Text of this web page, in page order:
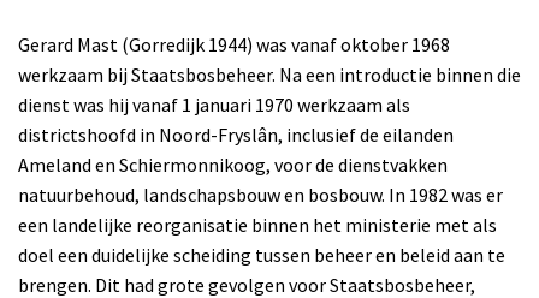
Gerard Mast (Gorredijk 1944) was vanaf oktober 1968
werkzaam bij Staatsbosbeheer. Na een introductie binnen die
dienst was hij vanaf 1 januari 1970 werkzaam als
districtshoofd in Noord-Fryslân, inclusief de eilanden
Ameland en Schiermonnikoog, voor de dienstvakken
natuurbehoud, landschapsbouw en bosbouw. In 1982 was er
een landelijke reorganisatie binnen het ministerie met als
doel een duidelijke scheiding tussen beheer en beleid aan te
brengen. Dit had grote gevolgen voor Staatsbosbeheer,